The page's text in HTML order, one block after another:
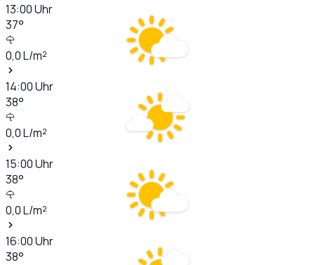
13:00Uhr
37°
0,0L/m²
14:00Uhr
38°
0,0L/m²
15:00Uhr
38°
0,0L/m²
16:00Uhr
38°